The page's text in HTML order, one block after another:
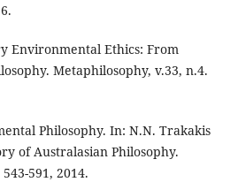
Environmental Ethics: From
Metaphilosophy, v.33, n.4.
Philosophy. In: N.N. Trakakis
of Australasian Philosophy.
591, 2014.